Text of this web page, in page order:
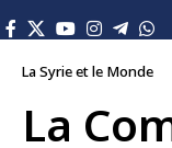
La Syrie et le Monde
La